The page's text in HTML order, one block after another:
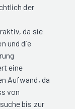
der
da sie
und die
eine
Aufwand, da
von
bis zur